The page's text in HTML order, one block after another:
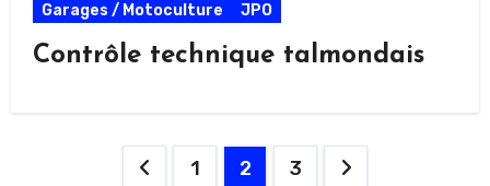
Garages / Motoculture JPO
Contrôle technique talmondais
Pagination
1 2 3